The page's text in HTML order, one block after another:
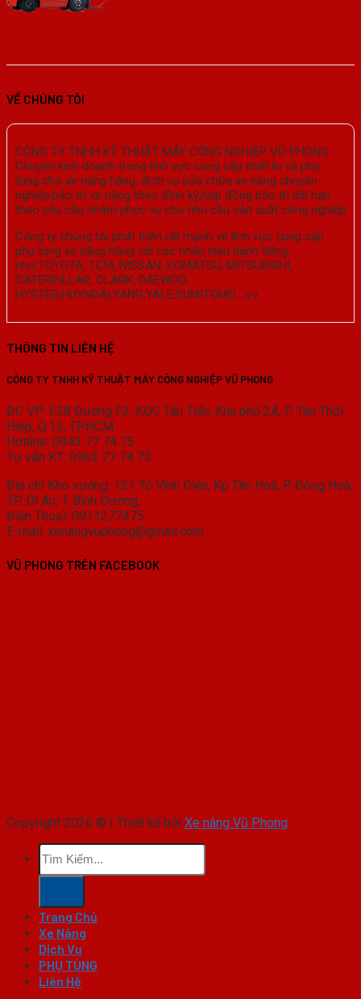
VỀ CHÚNG TÔI
CÔNG TY TNHH KỸ THUẬT MÁY CÔNG NGHIỆP VŨ PHONG
Chuyên kinh doanh trong lĩnh vực cung cấp thiết bị và phụ
tùng cho xe nâng hàng, dịch vụ sửa chữa xe nâng chuyên
nghiệp,bảo trì xe nâng theo định kỳ,hợp đồng bảo trì dài hạn
theo yêu cầu nhằm phục vụ cho nhu cầu sản xuất công nghiệp
Công ty chúng tôi phát triển rất mạnh về lĩnh vực cung cấp
phụ tùng xe nâng hàng với các nhãn hiệu danh tiếng
như:TOYOTA, TCM, NISSAN, KOMATSU, MITSUBISHI,
CATERPILLAR, CLARK, DAEWOO,
HYSTER,HUYNDAI,YANG,YALE,SUMITOMO….v.v
THÔNG TIN LIÊN HỆ
CÔNG TY TNHH KỸ THUẬT MÁY CÔNG NGHIỆP VŨ PHONG
ĐC VP: F28 Đường F2, KDC Tân Tiến, Khu phố 2A, P. Tân Thới
Hiệp, Q.12, TP.HCM
Hotline: 0943 77 74 75
Tư vấn KT: 0963 77 74 75
Địa chỉ Kho xưởng: 121 Tô Vĩnh Diện, Kp Tân Hoà, P. Đông Hoà,
TP. Dĩ An, T. Bình Dương.
Điện Thoại: 0911277475
E-mail: xenangvuphong@gmail.com
VŨ PHONG TRÊN FACEBOOK
Copyright 2026 © | Thiết kế bởi Xe nâng Vũ Phong
Tìm
kiếm:
Trang Chủ
Xe Nâng
Dịch Vụ
PHỤ TÙNG
Liên Hệ